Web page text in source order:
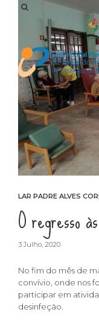
LAR PADRE ALVES
O regresso
3 Julho, 2020
No fim do mês de
convívio, onde nos
participar em
desinfeção.